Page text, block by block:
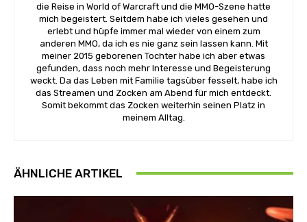
die Reise in World of Warcraft und die MMO-Szene hatte
mich begeistert. Seitdem habe ich vieles gesehen und
erlebt und hüpfe immer mal wieder von einem zum
anderen MMO, da ich es nie ganz sein lassen kann. Mit
meiner 2015 geborenen Tochter habe ich aber etwas
gefunden, dass noch mehr Interesse und Begeisterung
weckt. Da das Leben mit Familie tagsüber fesselt, habe ich
das Streamen und Zocken am Abend für mich entdeckt.
Somit bekommt das Zocken weiterhin seinen Platz in
meinem Alltag.
ÄHNLICHE ARTIKEL